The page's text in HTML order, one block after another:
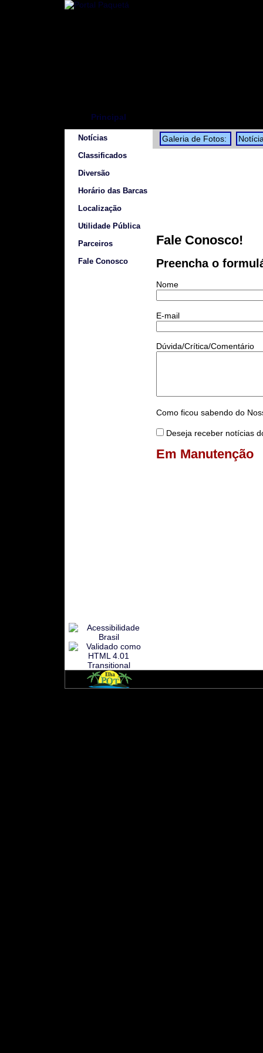
Principal
Notícias
Classificados
Diversão
Horário das Barcas
Localização
Utilidade Pública
Parceiros
Fale Conosco
Galeria de Fotos:
Fale Conosco!
Preencha o
Nome
E-mail
Dúvida/Crítica/Comentário
Como ficou sabendo do
Deseja receber notícias
Em Manutenção